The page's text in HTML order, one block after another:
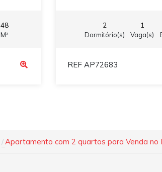
48
M²
2
Dormitório(s)
1
Vaga(s)
REF AP72683
Apartamento com 2 quartos para Venda no